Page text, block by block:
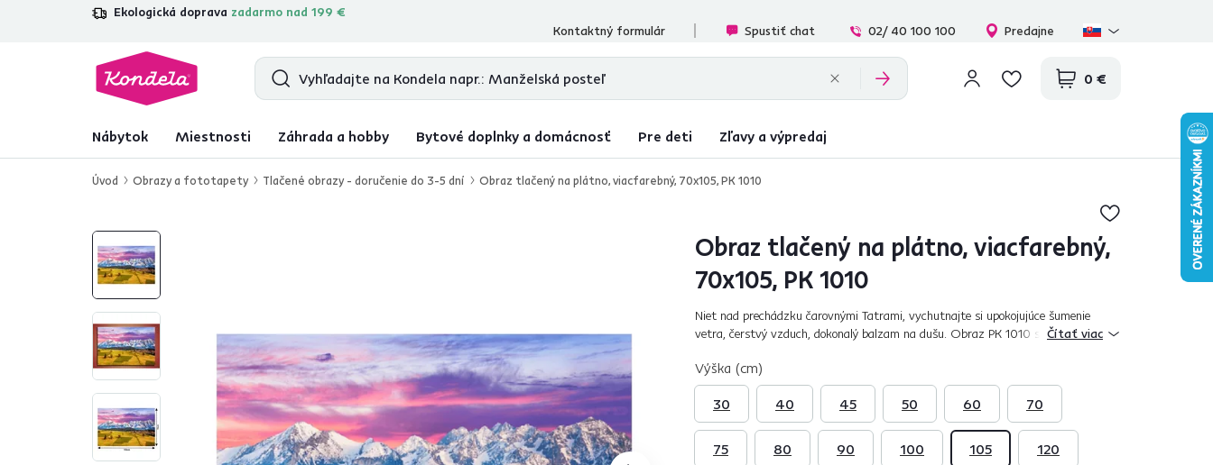
Ekologická doprava zadarmo nad 199 €
4,7 31 285overených produktových recenzií
Kontaktný formulár
Spustiť chat 02/ 40 100 100 Predajne
0 €
Nábytok Miestnosti Záhrada a hobby Bytové doplnky a domácnosť Pre deti Zľavy a výpredaj
Úvod Obrazy a fototapety Tlačené obrazy - doručenie do 3-5 dní Obraz tlačený na plátno, viacfarebný, 70x105, PK 1010
Obraz tlačený na plátno, viacfarebný,
70x105, PK 1010
Niet nad prechádzku čarovnými Tatrami, vychutnajte si upokojujúce šumenie
vetra, čerstvý vzduch, dokonalý balzam na dušu. Obraz PK 1010 s motívom
Čítať viac
Výška (cm)
30
40 45 50 60 70
75 80 90 100 105 120